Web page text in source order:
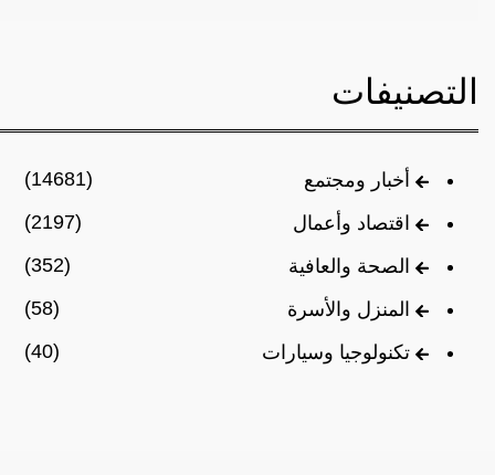
التصنيفات
أخبار ومجتمع
(14681)
اقتصاد وأعمال
(2197)
الصحة والعافية
(352)
المنزل والأسرة
(58)
تكنولوجيا وسيارات
(40)